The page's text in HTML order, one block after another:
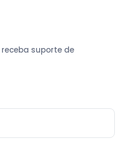
suporte de